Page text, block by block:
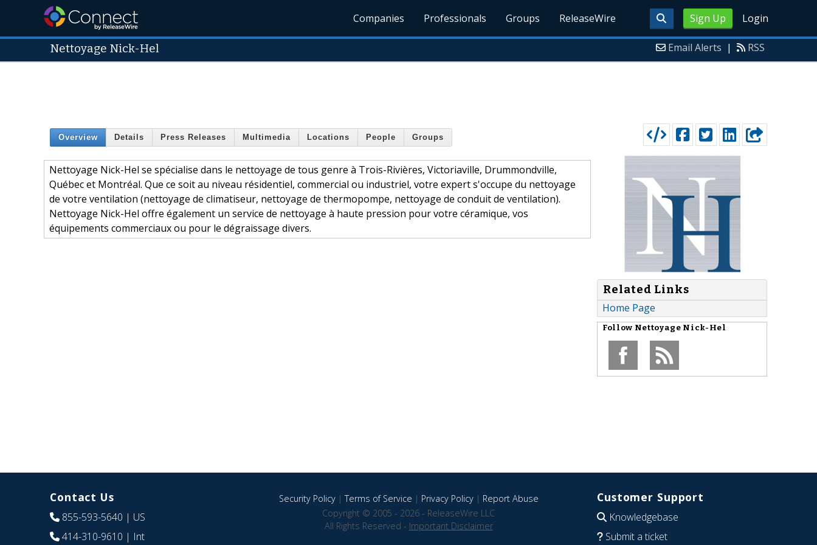
Sign Up Login
Companies Professionals Groups ReleaseWire
Nettoyage Nick-Hel Email Alerts | RSS
Overview Details Press Releases Multimedia Locations People Groups
Nettoyage Nick-Hel se spécialise dans le nettoyage de tous genre à Trois-Rivières, Victoriaville, Drummondville,
Québec et Montréal. Que ce soit au niveau résidentiel, commercial ou industriel, votre expert s'occupe du nettoyage
de votre ventilation (nettoyage de climatiseur, nettoyage de thermopompe, nettoyage de conduit de ventilation).
Nettoyage Nick-Hel offre également un service de nettoyage à haute pression pour votre céramique, vos
équipements commerciaux ou pour le dégraissage divers.
Related Links
Home Page
Follow Nettoyage Nick-Hel
Contact Us
855-593-5640 | US
414-310-9610 | Int
Security Policy|Terms of Service | Privacy Policy| Report Abuse
Copyright © 2005 - 2026 - ReleaseWire LLC
All Rights Reserved - Important Disclaimer
Customer Support
Knowledgebase
Submit a ticket